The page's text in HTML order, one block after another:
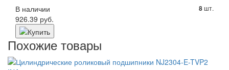
В наличии
8шт.
926.39 руб.
Похожие товары